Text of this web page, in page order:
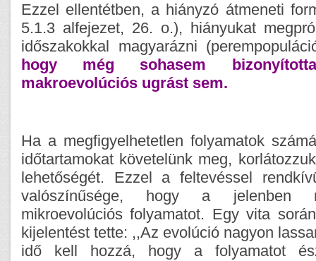
Ezzel ellentétben, a hiányzó átmeneti
5.1.3 alfejezet, 26. o.), hiányukat
időszakokkal magyarázni
hogy még sohasem
makroevolúciós ugrást sem.
Ha a megfigyelhetetlen folyamatok
időtartamokat követelünk meg,
lehetőségét. Ezzel a feltevéssel
valószínűsége, hogy a jelenben
mikroevolúciós folyamatot. Egy vita
kijelentést tette: ,,Az evolúció nagyon
idő kell hozzá, hogy a folyamatot